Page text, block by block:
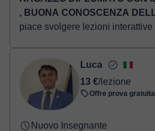
, BUONA CONOSCENZA
piace svolgere lezioni
Luca
13 €/lezione
Offre prova gratuita
Nuovo Insegnante